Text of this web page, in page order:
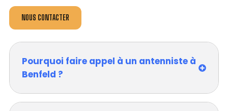
NOUS CONTACTER
Pourquoi faire appel à un antenniste à
Benfeld ?